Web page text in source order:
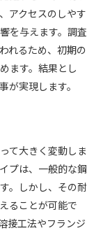
アクセスのしやす
を与えます。調査
れるため、初期の
ます。結果とし
が実現します。
て大きく変動しま
プは、一般的な鋼
。しかし、その耐
ることが可能で
接工法やフランジ